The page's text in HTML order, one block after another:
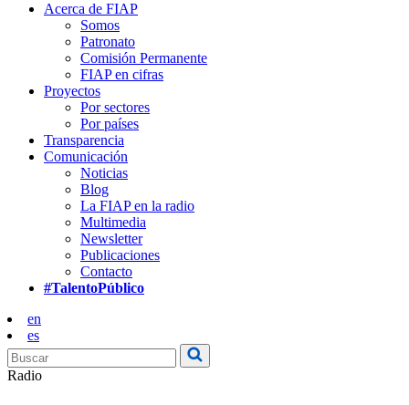
Acerca de FIAP
Somos
Patronato
Comisión Permanente
FIAP en cifras
Proyectos
Por sectores
Por países
Transparencia
Comunicación
Noticias
Blog
La FIAP en la radio
Multimedia
Newsletter
Publicaciones
Contacto
#TalentoPúblico
en
es
Radio